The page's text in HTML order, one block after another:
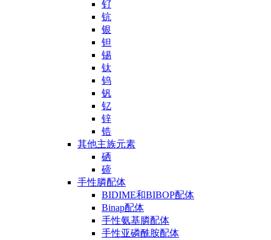
钌
钪
银
钽
锡
钛
钨
钒
钇
锌
锆
其他主族元素
硒
碲
手性膦配体
BIDIME和BIBOP配体
Binap配体
手性氨基膦配体
手性亚磷酰胺配体